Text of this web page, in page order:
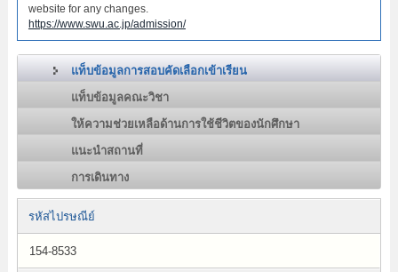
website for any changes.
https://www.swu.ac.jp/admission/
แท็บข้อมูลการสอบคัดเลือกเข้าเรียน
แท็บข้อมูลคณะวิชา
ให้ความช่วยเหลือด้านการใช้ชีวิตของนักศึกษา
แนะนำสถานที่
การเดินทาง
รหัสไปรษณีย์
154-8533